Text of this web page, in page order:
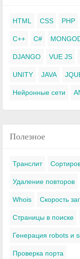
HTML CSS PHP
C++ C#
DJANGO VUE JS
UNITY JAVA
Нейронные сети
Полезное
Транслит
Удаление повторов
Whois Скорость
Страницы в поиске
Генерация robots и
Проверка порта